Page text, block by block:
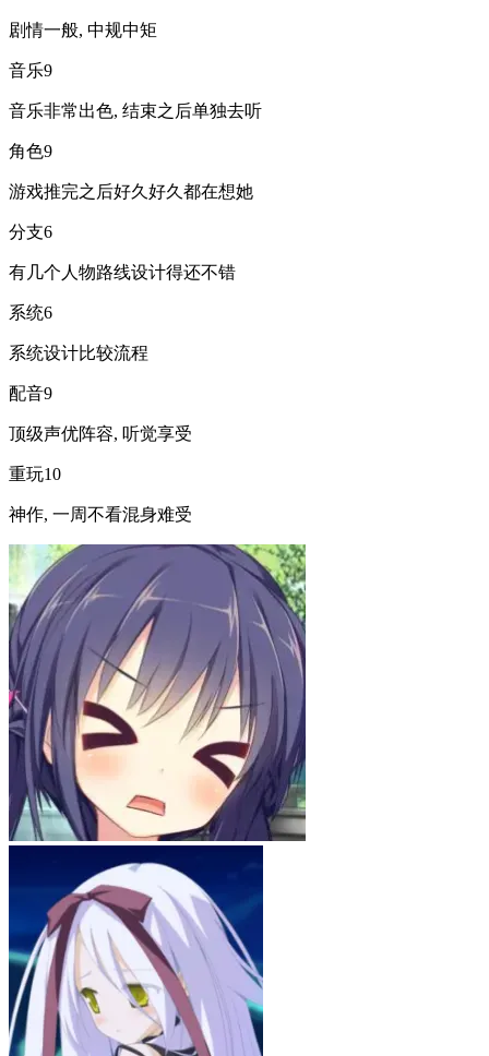
剧情一般, 中规中矩
音乐9
音乐非常出色, 结束之后单独去听
角色9
游戏推完之后好久好久都在想她
分支6
有几个人物路线设计得还不错
系统6
系统设计比较流程
配音9
顶级声优阵容, 听觉享受
重玩10
神作, 一周不看混身难受